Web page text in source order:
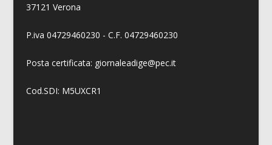
37121 Verona
P.iva 04729460230 - C.F. 04729460230
Posta certificata: giornaleadige@pec.it
Cod.SDI: M5UXCR1